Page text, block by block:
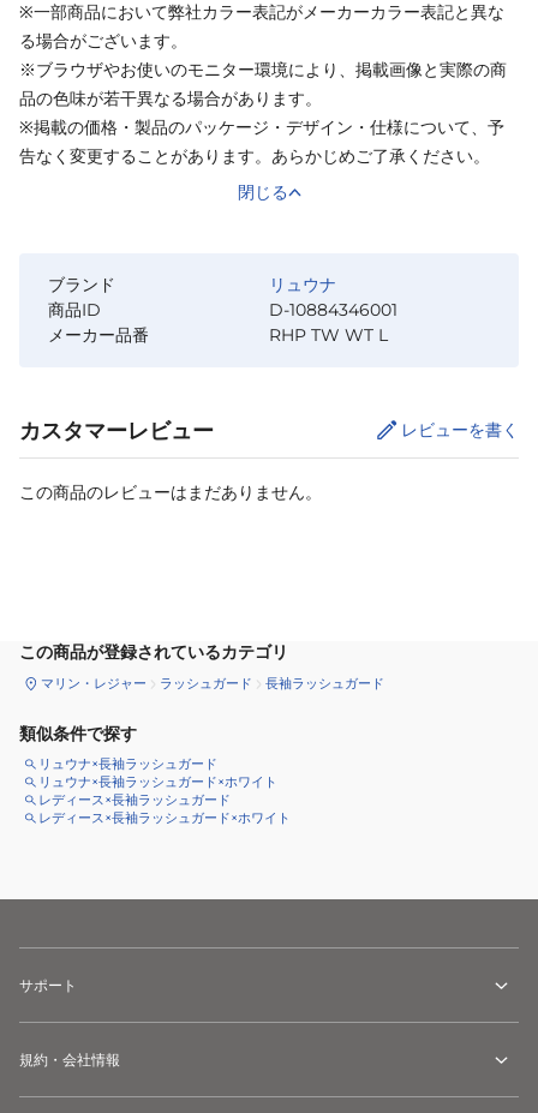
※一部商品において弊社カラー表記がメーカーカラー表記と異な
る場合がございます。
※ブラウザやお使いのモニター環境により、掲載画像と実際の商
品の色味が若干異なる場合があります。
※掲載の価格・製品のパッケージ・デザイン・仕様について、予
告なく変更することがあります。あらかじめご了承ください。
閉じる
ブランド
リュウナ
商品ID
D-10884346001
メーカー品番
RHP TW WT L
カスタマーレビュー レビューを書く
この商品のレビューはまだありません。
この商品が登録されているカテゴリ
マリン・レジャー ラッシュガード 長袖ラッシュガード
類似条件で探す
リュウナ×長袖ラッシュガード
リュウナ×長袖ラッシュガード×ホワイト
レディース×長袖ラッシュガード
レディース×長袖ラッシュガード×ホワイト
サポート
規約・会社情報